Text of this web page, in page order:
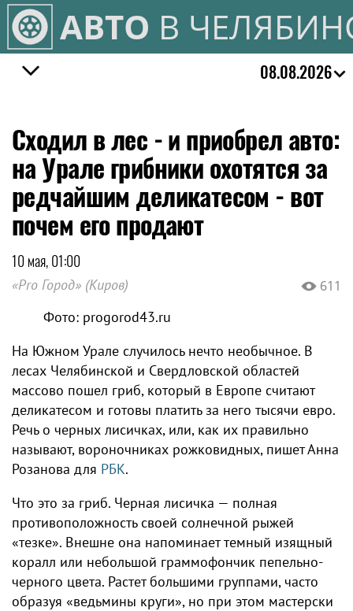
АВТО В
08.08.2026
Сходил в лес - и приобрел авто:
на Урале грибники охотятся за
редчайшим деликатесом - вот
почем его продают
10 мая, 01:00
«Pro Город» (Киров) 611
Фото: progorod43.ru
На Южном Урале случилось нечто необычное. В
лесах Челябинской и Свердловской областей
массово пошел гриб, который в Европе считают
деликатесом и готовы платить за него тысячи евро.
Речь о черных лисичках, или, как их правильно
называют, вороночниках рожковидных, пишет Анна
Розанова для РБК.
Что это за гриб. Черная лисичка — полная
противоположность своей солнечной рыжей
«тезке». Внешне она напоминает темный изящный
коралл или небольшой граммофончик пепельно-
черного цвета. Растет большими группами, часто
образуя «ведьмины круги», но при этом мастерски